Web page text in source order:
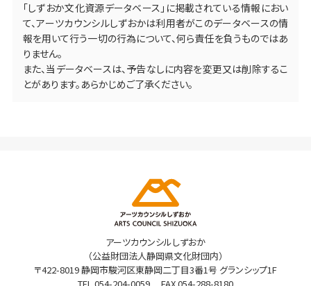
「しずおか文化資源データベース」に掲載されている情報におい
て、アーツカウンシルしずおかは利用者がこのデータベースの情
報を用いて行う一切の行為について、何ら責任を負うものではあ
りません。
また、当データベースは、予告なしに内容を変更又は削除するこ
とがあります。あらかじめご了承ください。
アーツカウンシルしずおか
（公益財団法人静岡県文化財団内）
〒422-8019 静岡市駿河区東静岡二丁目3番1号 グランシップ1F